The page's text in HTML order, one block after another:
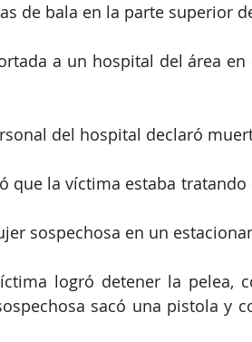
de bala en la parte superior
a un hospital del área
del hospital declaró
que la víctima estaba
sospechosa en un
logró detener la pelea,
sacó una pistola y